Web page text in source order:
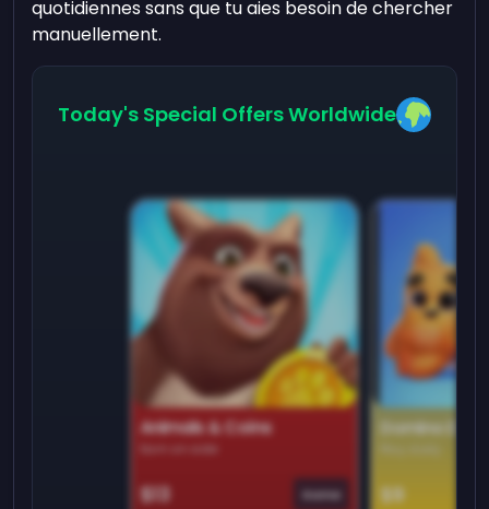
quotidiennes sans que tu aies besoin de chercher
manuellement.
Today's Special Offers Worldwide
Animals & Coins
Earn on side
$13 Game
Domino
$9